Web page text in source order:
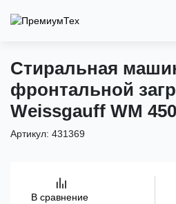
Стиральная
фронтальной
Weissgauff WM
Артикул: 431369
В сравнение